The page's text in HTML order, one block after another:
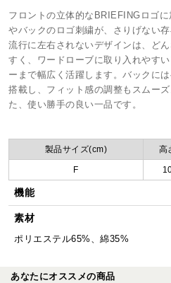
フロントの立体的なBRIEFINGロゴ
やバックのロゴ刺繍が、さりげない
流行に左右されないデザインは、ど
すく、ワードローブに取り入れやす
ーまで幅広く活躍します。バックに
搭載し、フィット感の調整もスムー
た、使い勝手の良い一品です。
製品サイズ(cm) 高
F
機能
素材
ポリエステル65%、綿35%
あなたにオススメの商品